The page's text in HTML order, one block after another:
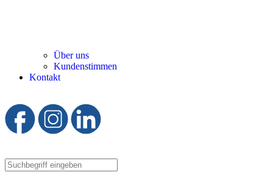
Über uns
Kundenstimmen
Kontakt